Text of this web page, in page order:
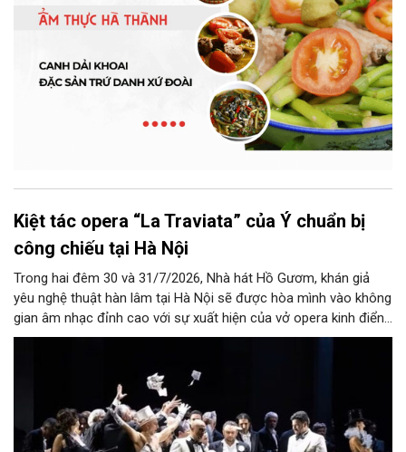
Kiệt tác opera “La Traviata” của Ý chuẩn bị
công chiếu tại Hà Nội
Trong hai đêm 30 và 31/7/2026, Nhà hát Hồ Gươm, khán giả
yêu nghệ thuật hàn lâm tại Hà Nội sẽ được hòa mình vào không
gian âm nhạc đỉnh cao với sự xuất hiện của vở opera kinh điển
“La Traviata”.